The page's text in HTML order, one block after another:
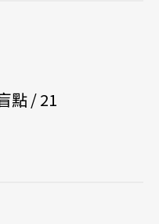
點 / 21